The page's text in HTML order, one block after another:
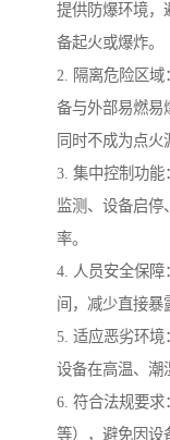
提供防爆环境，
备起火或爆炸。
2. 隔离危险区
备与外部易燃易
同时不成为点火
3. 集中控制功
监测、设备启停
率。
4. 人员安全保
间，减少直接暴
5. 适应恶劣环
设备在高温、潮
6. 符合法规要求
等），避免因设